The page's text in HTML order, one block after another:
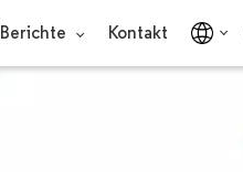
Berichte Kontakt